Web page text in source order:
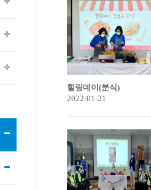
힐링데이(분식)
2022-01-21